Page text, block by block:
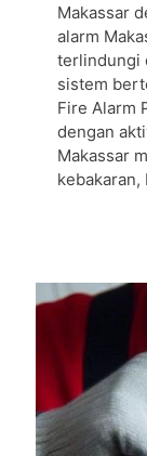
Makassar
alarm
terlindungi
sistem
Fire Alarm
dengan
Makassar